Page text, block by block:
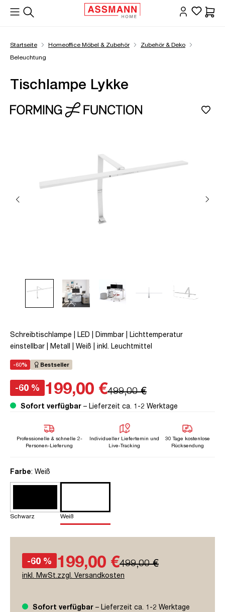
springen
Startseite Homeoffice Möbel & Zubehör
Zubehör & Deko
Beleuchtung
Tischlampe Lykke
Schreibtischlampe | LED | Dimmbar | Lichttemperatur
einstellbar | Metall | Weiß | inkl. Leuchtmittel
-60% Bestseller
-60 % 199,00 €499,00 €
Sofort verfügbar – Lieferzeit ca. 1-2 Werktage
Professionelle & schnelle 2-
Personen-Lieferung
Individueller Liefertemin und
Live-Tracking
30 Tage kostenlose
Rücksendung
Farbeauswählen
: Weiß
Schwarz Weiß
-60 % 199,00 €499,00 €
inkl. MwSt.zzgl. Versandkosten
Sofort verfügbar – Lieferzeit ca. 1-2 Werktage